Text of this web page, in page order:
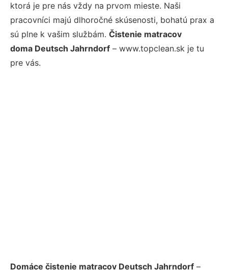
ktorá je pre nás vždy na prvom mieste. Naši
pracovníci majú dlhoročné skúsenosti, bohatú prax a
sú plne k vašim službám. Čistenie matracov
doma Deutsch Jahrndorf – www.topclean.sk je tu
pre vás.
Domáce čistenie matracov Deutsch Jahrndorf –